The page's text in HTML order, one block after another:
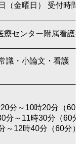
（金曜日） 受付時
療センター附属看護
・小論文・看護
分～10時20分（60
～11時30分（60分
12時40分（60分）